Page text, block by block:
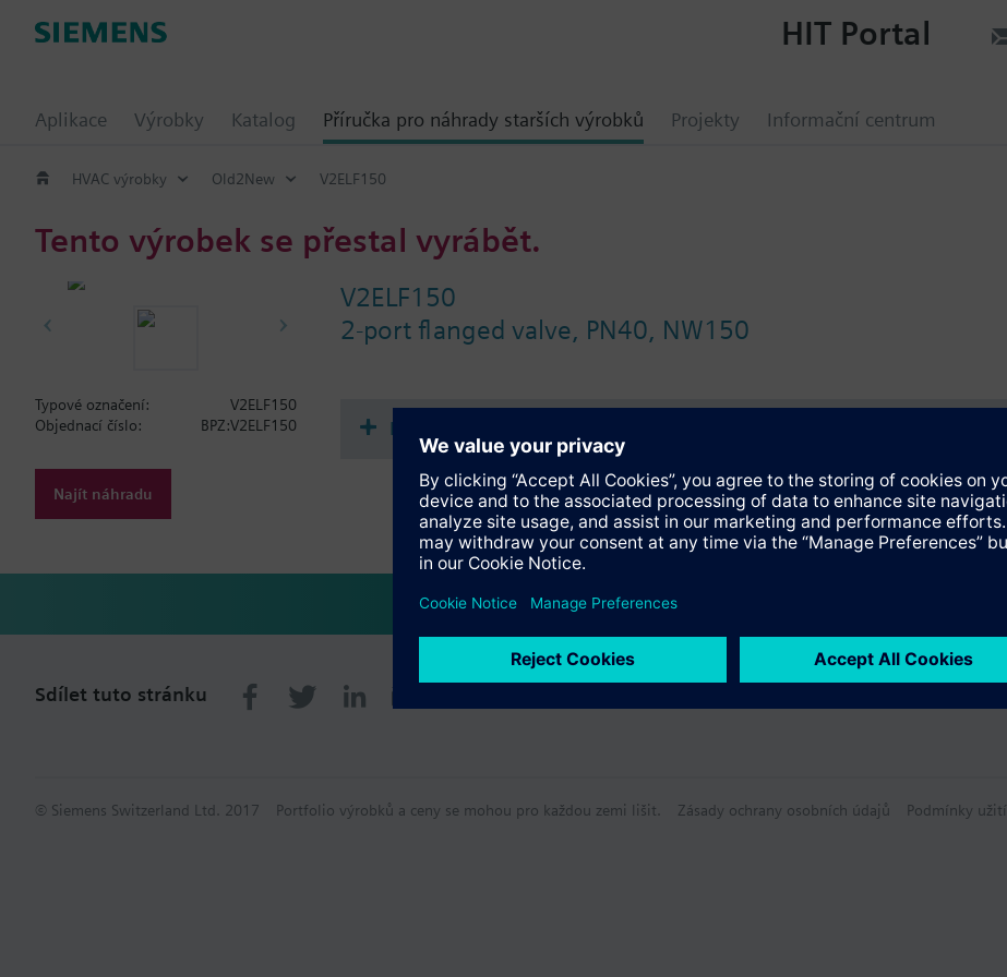
Aplikace Výrobky Katalog Příručka pro náhrady starších výrobků Projekty Informační centrum
HIT Portal
HVAC výrobky Old2New V2ELF150
Tento výrobek se přestal vyrábět.
V2ELF150
2-port flanged valve, PN40, NW150
Typové označení:
V2ELF150
Objednací číslo:
BPZ:V2ELF150
Najít náhradu
Dokumentace
Sdílet tuto stránku
© Siemens Switzerland Ltd. 2017 Portfolio výrobků a ceny se mohou pro každou zemi lišit. Zásady ochrany osobních údajů Podmínky užití